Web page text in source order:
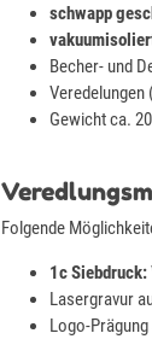
schwapp
Becher- und
Gewicht ca.
Folgende
1c Siebdruck:
Lasergravur
Logo-